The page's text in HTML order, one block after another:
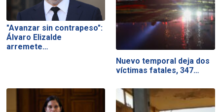
"Avanzar sin contrapeso":
Álvaro Elizalde
arremete…
Nuevo temporal deja dos
víctimas fatales, 347…